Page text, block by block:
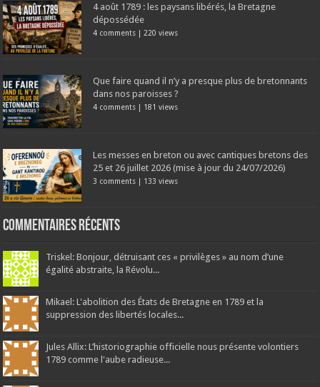
4 août 1789 : les paysans libérés, la Bretagne
dépossédée
4 comments | 220 views
Que faire quand il n’y a presque plus de bretonnants
dans nos paroisses ?
4 comments | 181 views
Les messes en breton ou avec cantiques bretons des
25 et 26 juillet 2026 (mise à jour du 24/07/2026)
3 comments | 133 views
Commentaires récents
Triskel: Bonjour, détruisant ces « privilèges » au nom d’une
égalité abstraite, la Révolu...
Mikael: L'abolition des États de Bretagne en 1789 et la
suppression des libertés locales...
Jules Allix: L’historiographie officielle nous présente volontiers
1789 comme l'aube radieuse...